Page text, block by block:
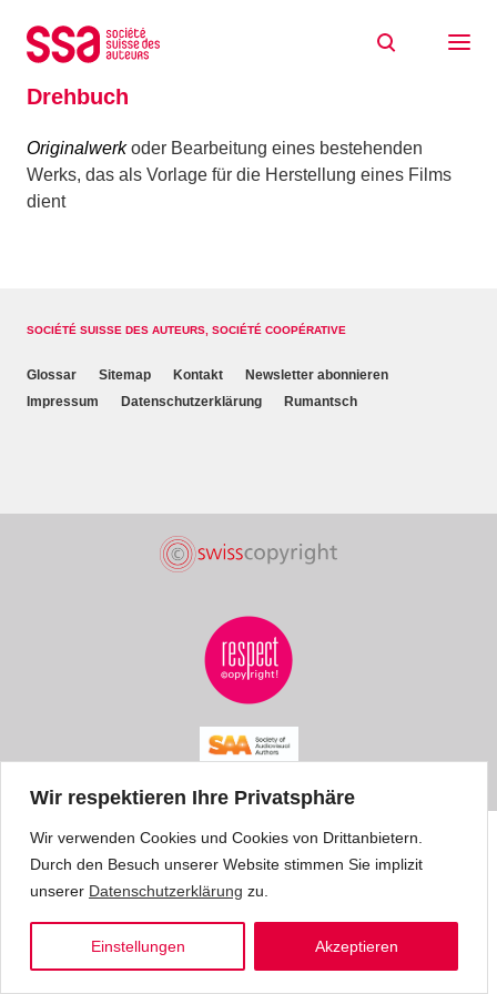
Wir respektieren Ihre Privatsphäre
Wir verwenden Cookies und Cookies von Drittanbietern.
Durch den Besuch unserer Website stimmen Sie implizit
unserer Datenschutzerklärung zu.
Einstellungen Akzeptieren
Drehbuch
Originalwerkoder Bearbeitung eines bestehenden
Werks, das als Vorlage für die Herstellung eines Films
dient
SOCIÉTÉ SUISSE DES AUTEURS, SOCIÉTÉ COOPÉRATIVE
Glossar Sitemap Kontakt
Newsletter abonnieren
Impressum
Datenschutzerklärung Rumantsch